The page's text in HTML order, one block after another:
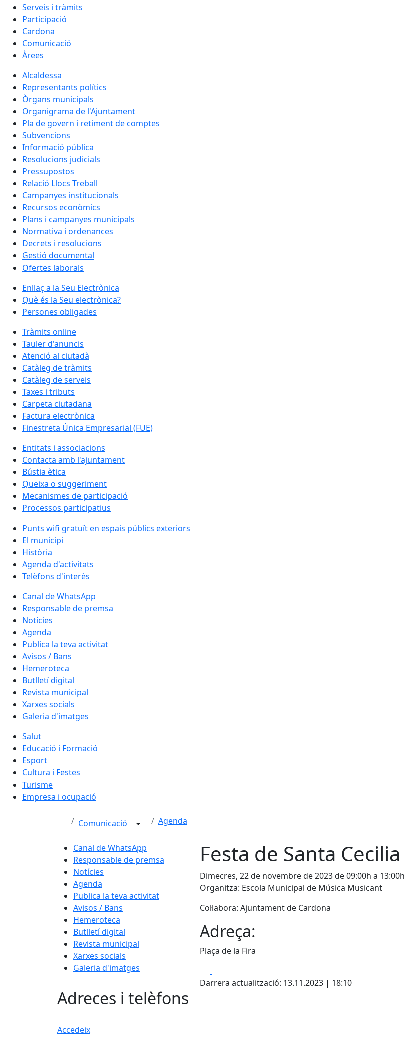
Serveis i tràmits
Participació
Cardona
Comunicació
Àrees
Alcaldessa
Representants polítics
Òrgans municipals
Organigrama de l'Ajuntament
Pla de govern i retiment de comptes
Subvencions
Informació pública
Resolucions judicials
Pressupostos
Relació Llocs Treball
Campanyes institucionals
Recursos econòmics
Plans i campanyes municipals
Normativa i ordenances
Decrets i resolucions
Gestió documental
Ofertes laborals
Enllaç a la Seu Electrònica
Què és la Seu electrònica?
Persones obligades
Tràmits online
Tauler d'anuncis
Atenció al ciutadà
Catàleg de tràmits
Catàleg de serveis
Taxes i tributs
Carpeta ciutadana
Factura electrònica
Finestreta Única Empresarial (FUE)
Entitats i associacions
Contacta amb l'ajuntament
Bústia ètica
Queixa o suggeriment
Mecanismes de participació
Processos participatius
Punts wifi gratuït en espais públics exteriors
El municipi
Història
Agenda d'activitats
Telèfons d'interès
Canal de WhatsApp
Responsable de premsa
Notícies
Agenda
Publica la teva activitat
Avisos / Bans
Hemeroteca
Butlletí digital
Revista municipal
Xarxes socials
Galeria d'imatges
Salut
Educació i Formació
Esport
Cultura i Festes
Turisme
Empresa i ocupació
Comunicació Agenda
Canal de WhatsApp
Responsable de premsa
Notícies
Agenda
Publica la teva activitat
Avisos / Bans
Hemeroteca
Butlletí digital
Revista municipal
Xarxes socials
Galeria d'imatges
Festa de Santa Cecilia
Dimecres, 22 de novembre de 2023 de 09:00h a 13:00h
Organitza: Escola Municipal de Música Musicant
Col·labora: Ajuntament de Cardona
Adreça:
Plaça de la Fira
Darrera actualització: 13.11.2023 | 18:10
Adreces i telèfons
Accedeix